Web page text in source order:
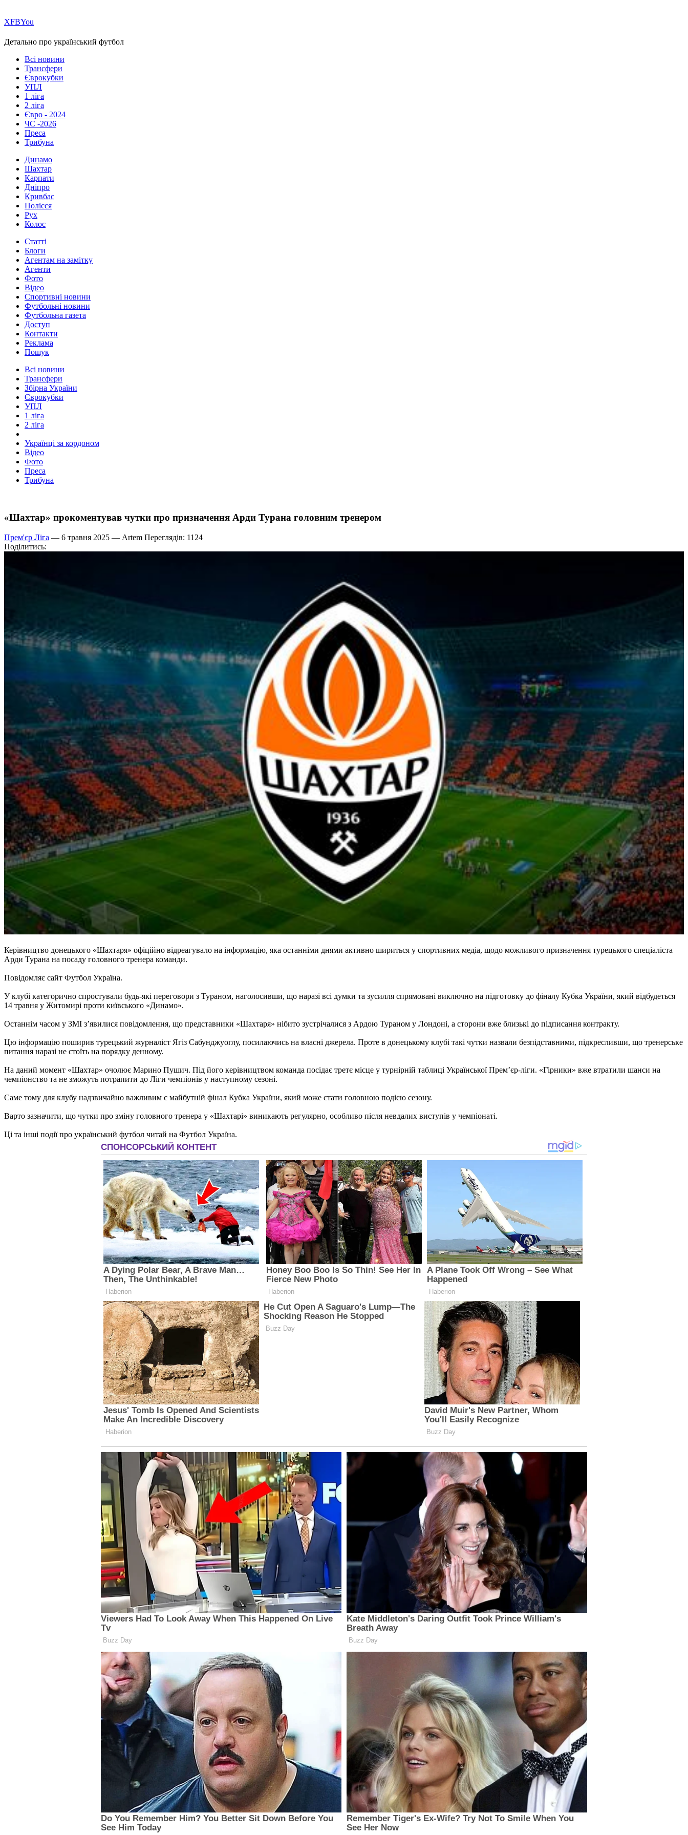
ХFBYou
Детально про український футбол
Всі новини
Трансфери
Єврокубки
УПЛ
1 ліга
2 ліга
Євро - 2024
ЧС -2026
Преса
Трибуна
Динамо
Шахтар
Карпати
Дніпро
Кривбас
Полісся
Рух
Колос
Статті
Блоги
Агентам на замітку
Агенти
Фото
Відео
Спортивні новини
Футбольні новини
Футбольна газета
Доступ
Контакти
Реклама
Пошук
Всі новини
Трансфери
Збірна України
Єврокубки
УПЛ
1 ліга
2 ліга
Українці за кордоном
Відео
Фото
Преса
Трибуна
«Шахтар» прокоментував чутки про призначення Арди Турана головним тренером
Прем'єр Ліга — 6 травня 2025 — Artem Переглядів: 1124
Поділитись:
Керівництво донецького «Шахтаря» офіційно відреагувало на інформацію, яка останніми днями активно шириться у спортивних медіа, щодо можливого призначення турецького спеціаліста
Арди Турана на посаду головного тренера команди.
Повідомляє сайт Футбол Україна.
У клубі категорично спростували будь-які переговори з Тураном, наголосивши, що наразі всі думки та зусилля спрямовані виключно на підготовку до фіналу Кубка України, який відбудеться
14 травня у Житомирі проти київського «Динамо».
Останнім часом у ЗМІ з’явилися повідомлення, що представники «Шахтаря» нібито зустрічалися з Ардою Тураном у Лондоні, а сторони вже близькі до підписання контракту.
Цю інформацію поширив турецький журналіст Ягіз Сабунджуоглу, посилаючись на власні джерела. Проте в донецькому клубі такі чутки назвали безпідставними, підкресливши, що тренерське
питання наразі не стоїть на порядку денному.
На даний момент «Шахтар» очолює Марино Пушич. Під його керівництвом команда посідає третє місце у турнірній таблиці Української Прем’єр-ліги. «Гірники» вже втратили шанси на
чемпіонство та не зможуть потрапити до Ліги чемпіонів у наступному сезоні.
Саме тому для клубу надзвичайно важливим є майбутній фінал Кубка України, який може стати головною подією сезону.
Варто зазначити, що чутки про зміну головного тренера у «Шахтарі» виникають регулярно, особливо після невдалих виступів у чемпіонаті.
Ці та інші події про український футбол читай на Футбол Україна.